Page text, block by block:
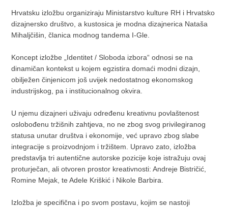
Hrvatsku izložbu organiziraju Ministarstvo kulture RH i Hrvatsko
dizajnersko društvo, a kustosica je modna dizajnerica Nataša
Mihaljčišin, članica modnog tandema I-Gle.
Koncept izložbe „Identitet / Sloboda izbora“ odnosi se na
dinamičan kontekst u kojem egzistira domaći modni dizajn,
obilježen činjenicom još uvijek nedostatnog ekonomskog
industrijskog, pa i institucionalnog okvira.
U njemu dizajneri uživaju određenu kreativnu povlaštenost
oslobođenu tržišnih zahtjeva, no ne zbog svog privilegiranog
statusa unutar društva i ekonomije, već upravo zbog slabe
integracije s proizvodnjom i tržištem. Upravo zato, izložba
predstavlja tri autentične autorske pozicije koje istražuju ovaj
proturječan, ali otvoren prostor kreativnosti: Andreje Bistričić,
Romine Mejak, te Adele Kriškić i Nikole Barbira.
Izložba je specifična i po svom postavu, kojim se nastoji